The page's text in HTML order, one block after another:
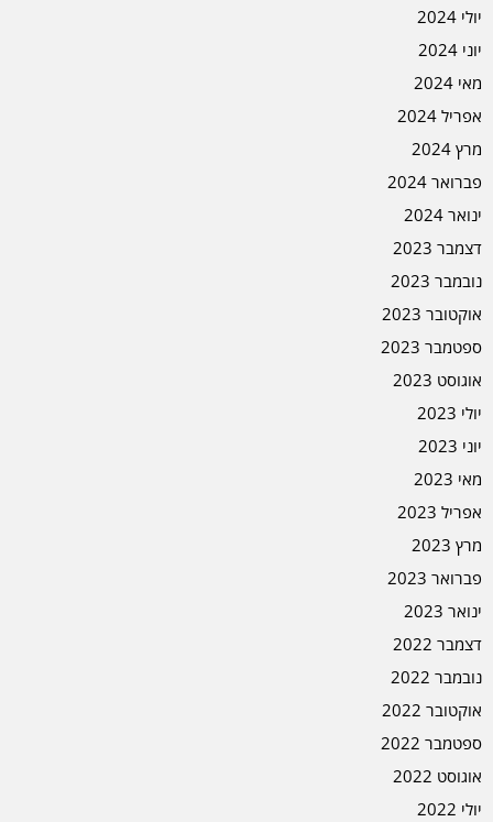
יולי 2024
יוני 2024
מאי 2024
אפריל 2024
מרץ 2024
פברואר 2024
ינואר 2024
דצמבר 2023
נובמבר 2023
אוקטובר 2023
ספטמבר 2023
אוגוסט 2023
יולי 2023
יוני 2023
מאי 2023
אפריל 2023
מרץ 2023
פברואר 2023
ינואר 2023
דצמבר 2022
נובמבר 2022
אוקטובר 2022
ספטמבר 2022
אוגוסט 2022
יולי 2022